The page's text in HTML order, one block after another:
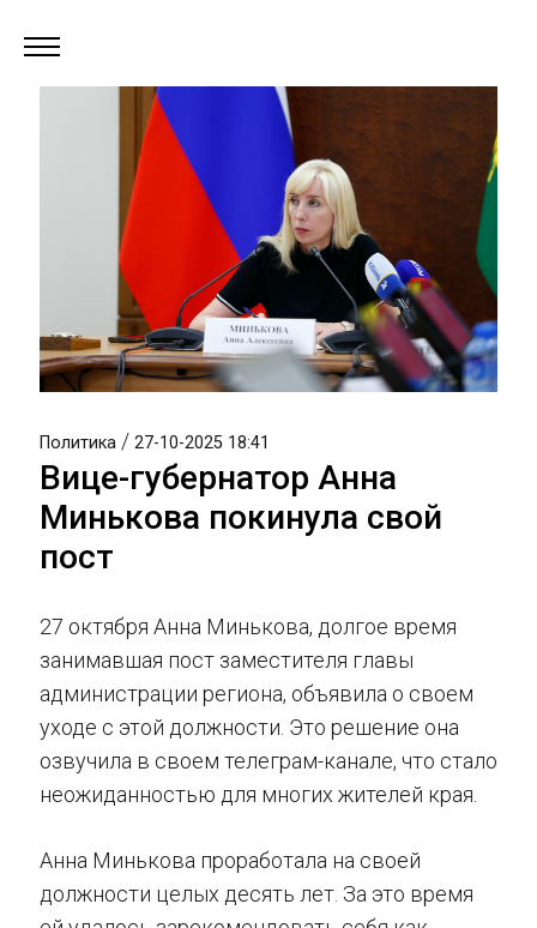
Политика / 27-10-2025 18:41
Вице-губернатор Анна
Минькова покинула свой
пост
27 октября Анна Минькова, долгое время
занимавшая пост заместителя главы
администрации региона, объявила о своем
уходе с этой должности. Это решение она
озвучила в своем телеграм-канале, что стало
неожиданностью для многих жителей края.
Анна Минькова проработала на своей
должности целых десять лет. За это время